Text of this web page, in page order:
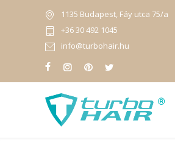
1135 Budapest, Fáy utca 75/a
+36 30 492 1045
info@turbohair.hu